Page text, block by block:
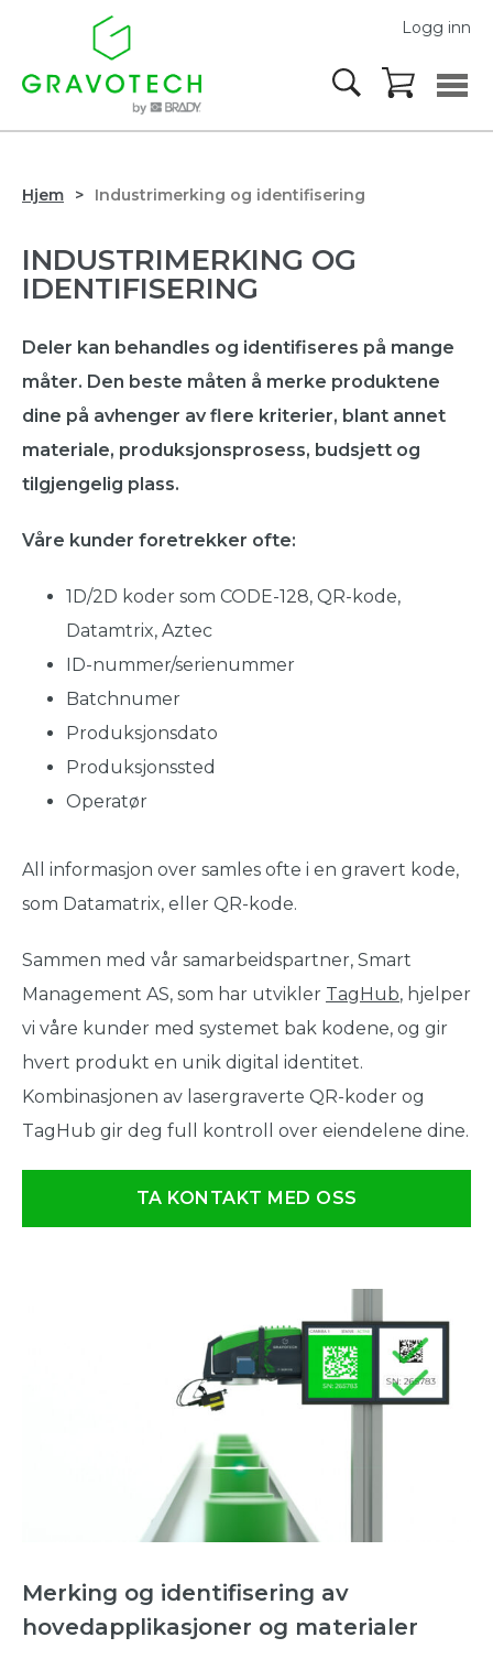
Logg inn
Hjem Industrimerking og identifisering
INDUSTRIMERKING OG
IDENTIFISERING
Deler kan behandles og identifiseres på mange
måter. Den beste måten å merke produktene
dine på avhenger av flere kriterier, blant annet
materiale, produksjonsprosess, budsjett og
tilgjengelig plass.
Våre kunder foretrekker ofte:
1D/2D koder som CODE-128, QR-kode,
Datamtrix, Aztec
ID-nummer/serienummer
Batchnumer
Produksjonsdato
Produksjonssted
Operatør
All informasjon over samles ofte i en gravert kode,
som Datamatrix, eller QR-kode.
Sammen med vår samarbeidspartner, Smart
Management AS, som har utvikler TagHub, hjelper
vi våre kunder med systemet bak kodene, og gir
hvert produkt en unik digital identitet.
Kombinasjonen av lasergraverte QR-koder og
TagHub gir deg full kontroll over eiendelene dine.
TA KONTAKT MED OSS
Merking og identifisering av
hovedapplikasjoner og materialer